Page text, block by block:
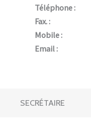
Téléphone :
Fax. :
Mobile :
Email :
SECRÉTAIRE